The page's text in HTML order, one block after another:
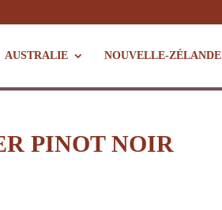
AUSTRALIE NOUVELLE-ZÉLANDE
PINOT NOIR